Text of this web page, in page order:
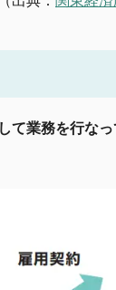
て業務を行な